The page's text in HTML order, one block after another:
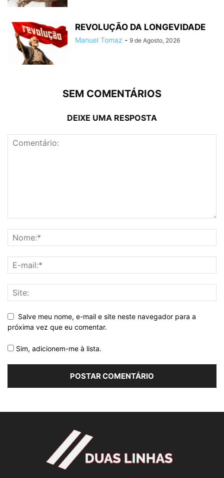
REVOLUÇÃO DA LONGEVIDADE
Manuel Tomaz - 9 de Agosto, 2026
SEM COMENTÁRIOS
DEIXE UMA RESPOSTA
Salve meu nome, e-mail e site neste navegador para a
próxima vez que eu comentar.
Sim, adicionem-me à lista.